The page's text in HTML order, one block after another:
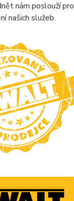
nám poslouží pro
našich služeb.